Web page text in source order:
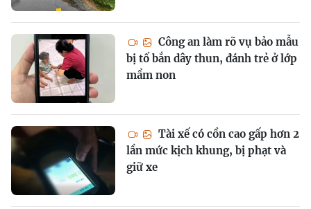
Công an làm rõ vụ bảo mẫu
bị tố bắn dây thun, đánh trẻ ở lớp
mầm non
Tài xế có cồn cao gấp hơn 2
lần mức kịch khung, bị phạt và
giữ xe